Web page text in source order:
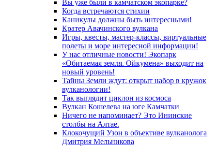
Вы уже были в камчатском экопарке?
Когда встречаются стихии
Каникулы должны быть интересными!
Кратер Авачинского вулкана
Игры, квесты, мастер-классы, виртуальные
полеты и море интересной информации!
У нас отличные новости! Экопарк
«Обитаемая земля. Ойкумена» выходит на
новый уровень!
Тайны Земли ждут: открыт набор в кружок
вулканологии!
Так выглядит циклон из космоса
Вулкан Кошелева на юге Камчатки
Ничего не напоминает? Это Ининские
столбы на Алтае.
Клокочущий Узон в объективе вулканолога
Дмитрия Мельникова